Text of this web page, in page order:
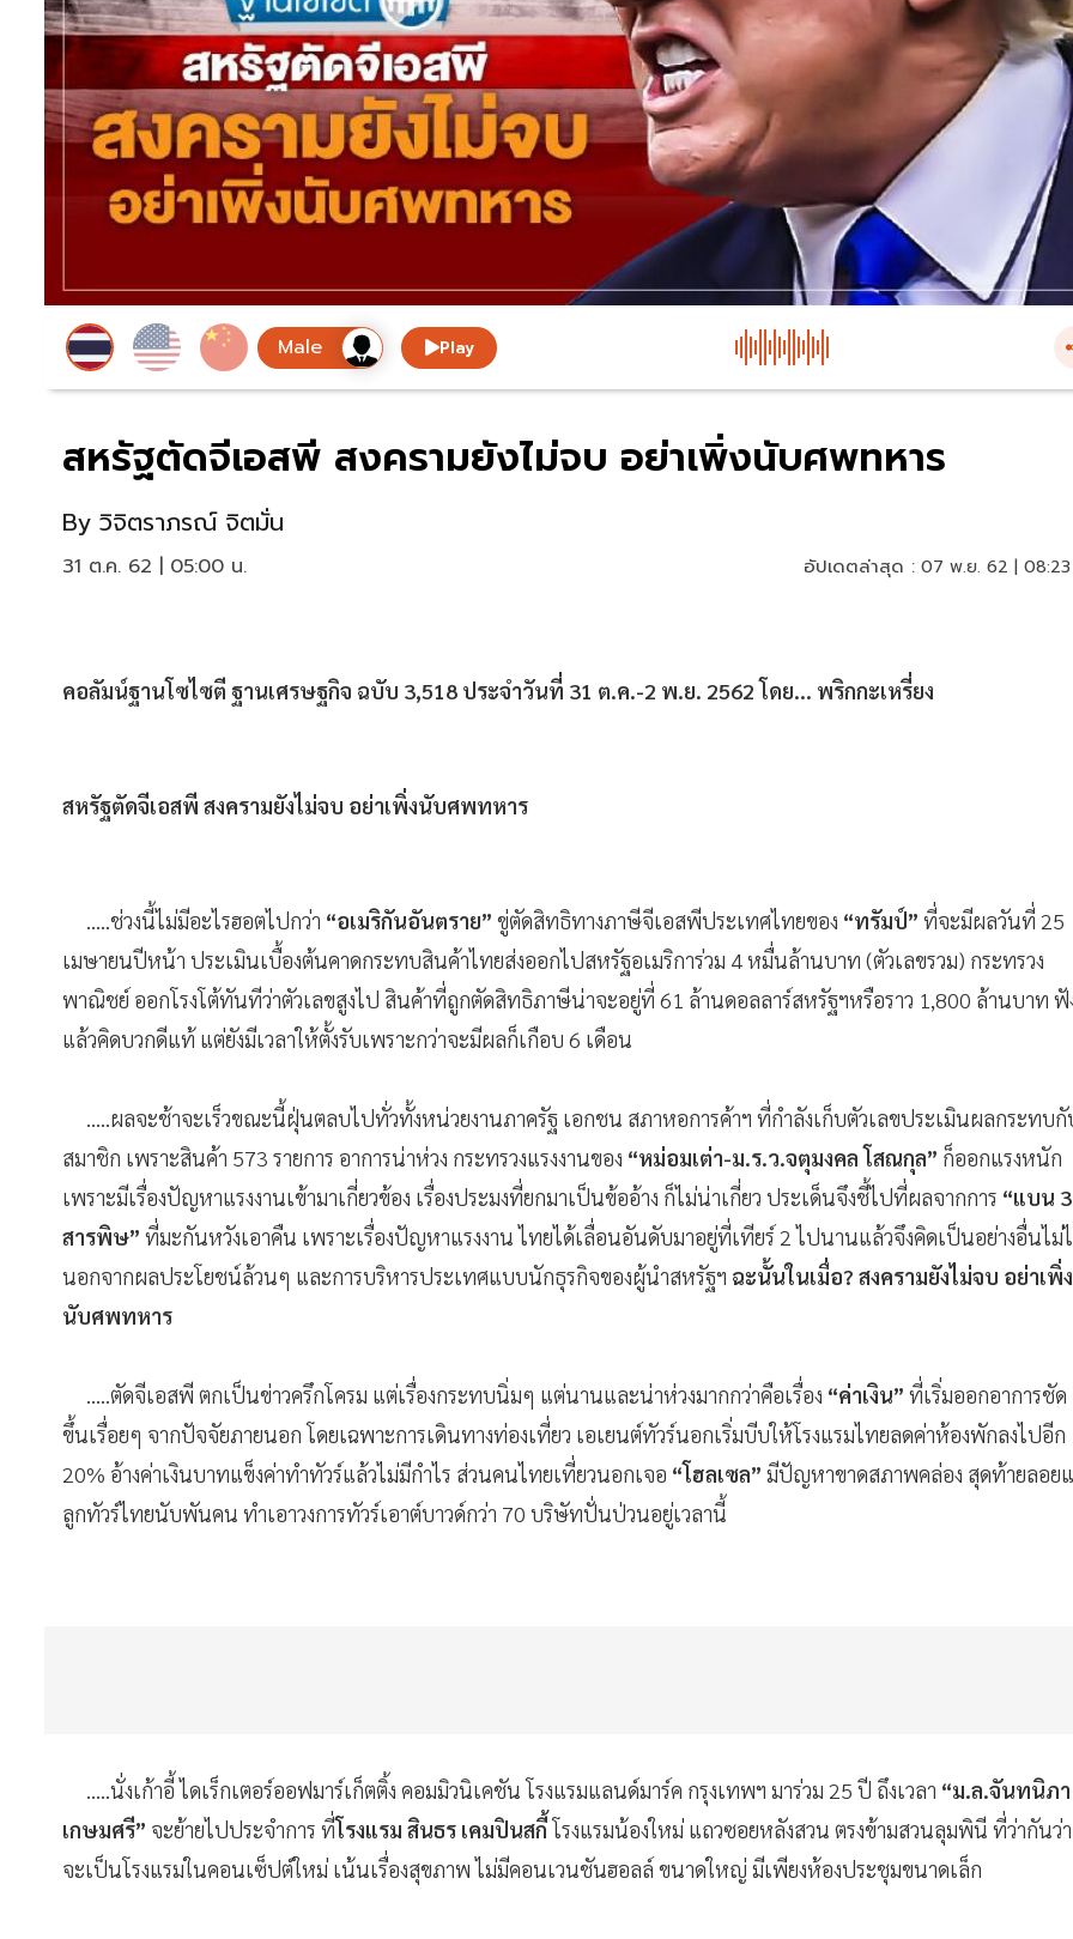
Play
สหรัฐตัดจีเอสพี สงครามยังไม่จบ อย่าเพิ่งนับศพทหาร
By วิจิตราภรณ์ จิตมั่น
31 ต.ค. 62 | 05:00 น. อัปเดตล่าสุด : 07 พ.ย. 62 |
คอลัมน์ฐานโซไซตี ฐานเศรษฐกิจ ฉบับ 3,518 ประจำวันที่ 31 ต.ค.-2 พ.ย. 2562 โดย... พริกกะเหรี่ยง
สหรัฐตัดจีเอสพี สงครามยังไม่จบ อย่าเพิ่งนับศพทหาร
.....ช่วงนี้ไม่มีอะไรฮอตไปกว่า “อเมริกันอันตราย” ขู่ตัดสิทธิทางภาษีจีเอสพีประเทศไทยของ “ทรัมป์” ที่จะมีผลวันที่ 25
เมษายนปีหน้า ประเมินเบื้องต้นคาดกระทบสินค้าไทยส่งออกไปสหรัฐอเมริการ่วม 4 หมื่นล้านบาท (ตัวเลขรวม) กระทรวง
พาณิชย์ ออกโรงโต้ทันทีว่าตัวเลขสูงไป สินค้าที่ถูกตัดสิทธิภาษีน่าจะอยู่ที่ 61 ล้านดอลลาร์สหรัฐฯหรือราว 1,800 ล้านบาท ฟั
แล้วคิดบวกดีแท้ แต่ยังมีเวลาให้ตั้งรับเพราะกว่าจะมีผลก็เกือบ 6 เดือน
.....ผลจะช้าจะเร็วขณะนี้ฝุ่นตลบไปทั่วทั้งหน่วยงานภาครัฐ เอกชน สภาหอการค้าฯ ที่กำลังเก็บตัวเลขประเมินผลกระทบ
สมาชิก เพราะสินค้า 573 รายการ อาการน่าห่วง กระทรวงแรงงานของ “หม่อมเต่า-ม.ร.ว.จตุมงคล โสณกุล” ก็ออกแรงหนัก
เพราะมีเรื่องปัญหาแรงงานเข้ามาเกี่ยวข้อง เรื่องประมงที่ยกมาเป็นข้ออ้าง ก็ไม่น่าเกี่ยว ประเด็นจึงชี้ไปที่ผลจากการ “แบน 3
สารพิษ” ที่มะกันหวังเอาคืน เพราะเรื่องปัญหาแรงงาน ไทยได้เลื่อนอันดับมาอยู่ที่เทียร์ 2 ไปนานแล้วจึงคิดเป็นอย่างอื่นไม่
นอกจากผลประโยชน์ล้วนๆ และการบริหารประเทศแบบนักธุรกิจของผู้นำสหรัฐฯ ฉะนั้นในเมื่อ? สงครามยังไม่จบ อย่าเพิ่ง
นับศพทหาร
.....ตัดจีเอสพี ตกเป็นข่าวครึกโครม แต่เรื่องกระทบนิ่มๆ แต่นานและน่าห่วงมากกว่าคือเรื่อง “ค่าเงิน” ที่เริ่มออกอาการชัด
ขึ้นเรื่อยๆ จากปัจจัยภายนอก โดยเฉพาะการเดินทางท่องเที่ยว เอเยนต์ทัวร์นอกเริ่มบีบให้โรงแรมไทยลดค่าห้องพักลงไปอีก
20% อ้างค่าเงินบาทแข็งค่าทำทัวร์แล้วไม่มีกำไร ส่วนคนไทยเที่ยวนอกเจอ “โฮลเซล” มีปัญหาขาดสภาพคล่อง สุดท้ายลอย
ลูกทัวร์ไทยนับพันคน ทำเอาวงการทัวร์เอาต์บาวด์กว่า 70 บริษัทปั่นป่วนอยู่เวลานี้
.....นั่งเก้าอี้ ไดเร็กเตอร์ออฟมาร์เก็ตติ้ง คอมมิวนิเคชัน โรงแรมแลนด์มาร์ค กรุงเทพฯ มาร่วม 25 ปี ถึงเวลา “ม.ล.จันทนิภา
เกษมศรี” จะย้ายไปประจำการ ที่โรงแรม สินธร เคมปินสกี้โรงแรมน้องใหม่ แถวซอยหลังสวน ตรงข้ามสวนลุมพินี ที่ว่ากันว่า
จะเป็นโรงแรมในคอนเซ็ปต์ใหม่ เน้นเรื่องสุขภาพ ไม่มีคอนเวนชันฮอลล์ ขนาดใหญ่ มีเพียงห้องประชุมขนาดเล็ก